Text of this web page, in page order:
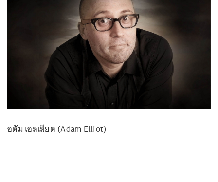
อดัม เอลเลียต (Adam Elliot)